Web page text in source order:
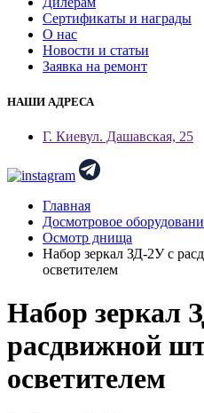
Сертификаты и награды
О нас
Новости и статьи
Заявка на ремонт
НАШИ АДРЕСА
Г. Киевул. Дашавская, 25
Главная
Досмотровое
Осмотр днища
Набор зеркал ЗД-2У с
осветителем
Набор зеркал
расдвижной
осветителем